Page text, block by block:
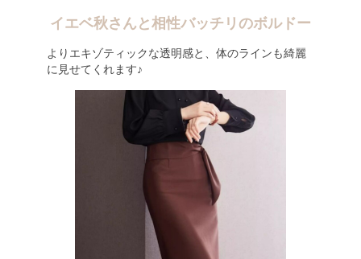
イエベ秋さんと相性バッチリのボルドー
よりエキゾティックな透明感と、体のラインも綺麗
に見せてくれます♪